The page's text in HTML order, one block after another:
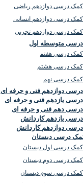
درسی دوازدهم ریاضی
درسی دوازدهم انسانی
درسی دوازدهم تجربی
متوسطه اول
درسی هفتم
کمک درسی هشتم
درسی نهم
دوازدهم فنی و حرفه ای
یازدهم فنی و حرفه ای
دهم فنی و حرفه ای
یازدهم کاردانش
دوازدهم کاردانش
درسی دبستان
درسی اول دبستان
درسی دوم دبستان
کمک درسی سوم دبستان